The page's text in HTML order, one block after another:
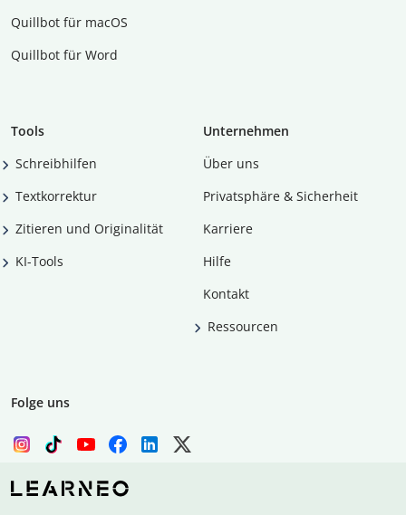
Quillbot für macOS
Quillbot für Word
Tools
Schreibhilfen
Textkorrektur
Zitieren und Originalität
KI-Tools
Unternehmen
Über uns
Privatsphäre & Sicherheit
Karriere
Hilfe
Kontakt
Ressourcen
Folge uns